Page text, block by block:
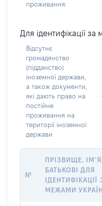
проживання:
Для ідентифікації
Відсутнє
громадянство
(підданство)
іноземної держави,
а також документи,
які дають право на
постійне
проживання на
території іноземної
держави
№
ПРІЗВИЩЕ,
БАТЬКОВІ ДЛЯ
ІДЕНТИФІКАЦІЇ
МЕЖАМИ